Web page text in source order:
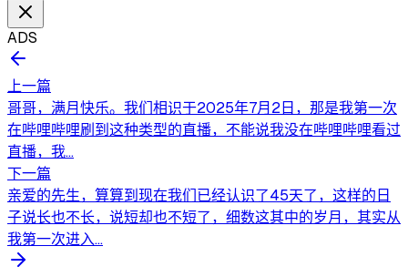
ADS
上一篇
哥哥，满月快乐。我们相识于2025年7月2日，那是我第一次
在哔哩哔哩刷到这种类型的直播，不能说我没在哔哩哔哩看过
直播，我...
下一篇
亲爱的先生，算算到现在我们已经认识了45天了，这样的日
子说长也不长，说短却也不短了，细数这其中的岁月，其实从
我第一次进入...